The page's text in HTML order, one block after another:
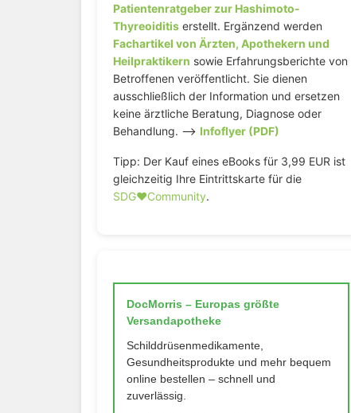
Patientenratgeber zur Hashimoto-
Thyreoiditis erstellt. Ergänzend werden
Fachartikel von Ärzten, Apothekern und
Heilpraktikern sowie Erfahrungsberichte von
Betroffenen veröffentlicht. Sie dienen
ausschließlich der Information und ersetzen
keine ärztliche Beratung, Diagnose oder
Behandlung. –> Infoflyer (PDF)
Tipp: Der Kauf eines eBooks für 3,99 EUR ist
gleichzeitig Ihre Eintrittskarte für die
SDG♥️Community.
DocMorris – Europas größte
Versandapotheke
Schilddrüsenmedikamente,
Gesundheitsprodukte und mehr bequem
online bestellen – schnell und
zuverlässig.